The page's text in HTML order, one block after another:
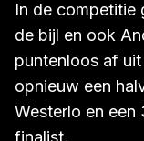
Thuis een
Larnaca verloor
In de competitie
de bijl en ook
puntenloos af